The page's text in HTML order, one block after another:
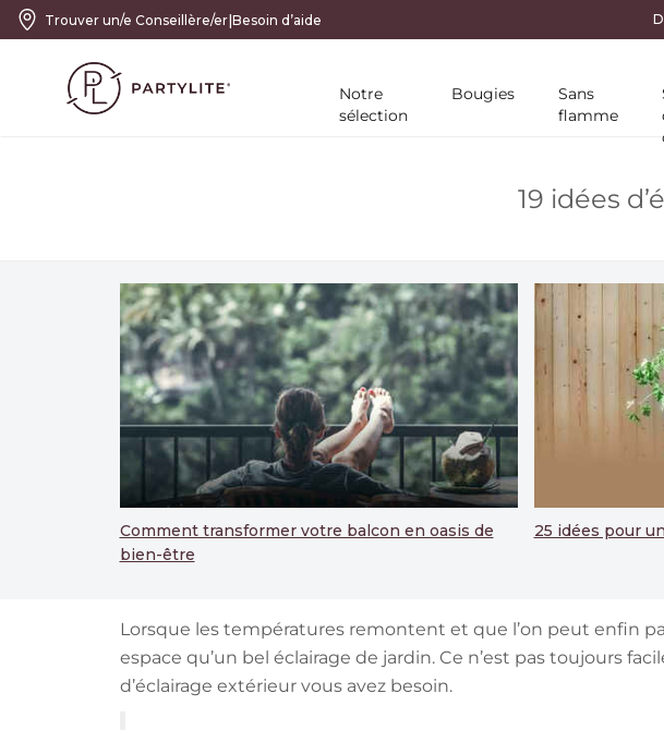
Trouver un/e Conseillère/er|Besoin d’aide 10
Notre
sélection
Bougies
Sans
flamme
19 idées
Comment transformer votre balcon en oasis de
bien-être
25 idées pour
Lorsque les températures remontent et que l’on peut enfin
espace qu’un bel éclairage de jardin. Ce n’est pas toujours
d’éclairage extérieur vous avez besoin.